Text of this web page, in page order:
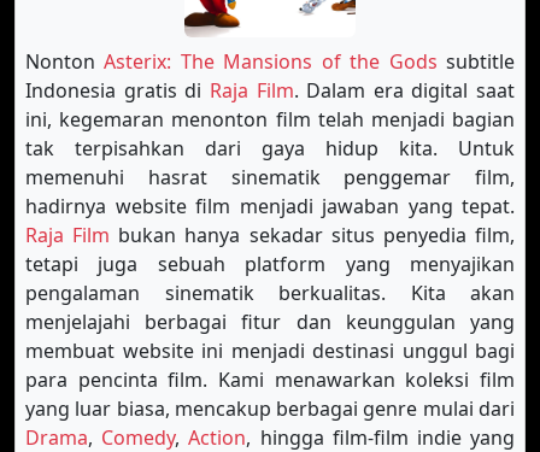
NontonAsterix: The Mansions of the Gods subtitle
Indonesia gratis di Raja Film. Dalam era digital saat
ini, kegemaran menonton film telah menjadi bagian
tak terpisahkan dari gaya hidup kita. Untuk
memenuhi hasrat sinematik penggemar film,
hadirnya website film menjadi jawaban yang tepat.
Raja Film bukan hanya sekadar situs penyedia film,
tetapi juga sebuah platform yang menyajikan
pengalaman sinematik berkualitas. Kita akan
menjelajahi berbagai fitur dan keunggulan yang
membuat website ini menjadi destinasi unggul bagi
para pencinta film. Kami menawarkan koleksi film
yang luar biasa, mencakup berbagai genre mulai dari
Drama, Comedy,Action, hingga film-film indie yang